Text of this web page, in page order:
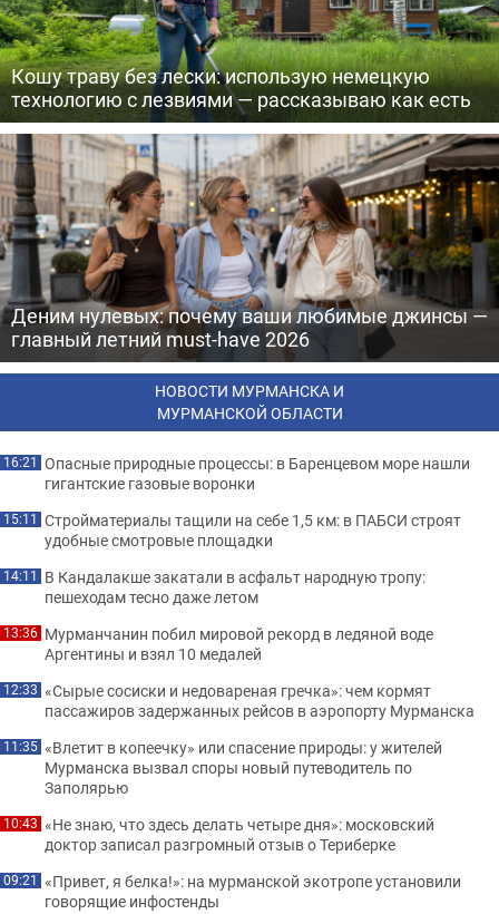
Кошу траву без лески: использую немецкую
технологию с лезвиями — рассказываю как есть
Деним нулевых: почему ваши любимые джинсы —
главный летний must-have 2026
НОВОСТИ МУРМАНСКА И
МУРМАНСКОЙ ОБЛАСТИ
16:21 Опасные природные процессы: в Баренцевом море нашли
гигантские газовые воронки
15:11 Стройматериалы тащили на себе 1,5 км: в ПАБСИ строят
удобные смотровые площадки
14:11 В Кандалакше закатали в асфальт народную тропу:
пешеходам тесно даже летом
13:36 Мурманчанин побил мировой рекорд в ледяной воде
Аргентины и взял 10 медалей
12:33 «Сырые сосиски и недовареная гречка»: чем кормят
пассажиров задержанных рейсов в аэропорту Мурманска
11:35 «Влетит в копеечку» или спасение природы: у жителей
Мурманска вызвал споры новый путеводитель по
Заполярью
10:43 «Не знаю, что здесь делать четыре дня»: московский
доктор записал разгромный отзыв о Териберке
09:21 «Привет, я белка!»: на мурманской экотропе установили
говорящие инфостенды